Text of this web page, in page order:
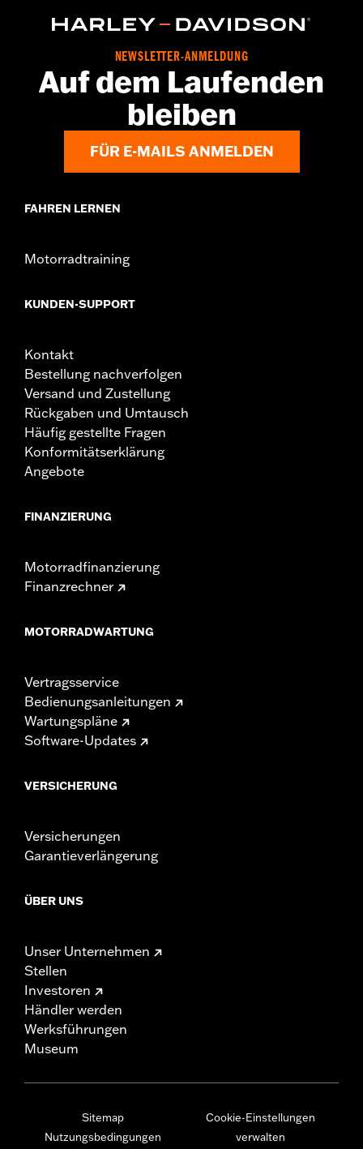
Zwei-Wege-FrontreiÃŸverschluss
5 Jahre beschränkte Garantie – Alle Details dazu auf
www.h-d.com/warranty
Herkunft: Importiert
NEWSLETTER-ANMELDUNG
Auf dem Laufenden
bleiben
FÜR E-MAILS ANMELDEN
FAHREN LERNEN
Motorradtraining
KUNDEN-SUPPORT
Kontakt
Bestellung nachverfolgen
Versand und Zustellung
Rückgaben und Umtausch
Häufig gestellte Fragen
Konformitätserklärung
Angebote
FINANZIERUNG
Motorradfinanzierung
Finanzrechner
MOTORRADWARTUNG
Vertragsservice
Bedienungsanleitungen
Wartungspläne
Software-Updates
VERSICHERUNG
Versicherungen
Garantieverlängerung
ÜBER UNS
Unser Unternehmen
Stellen
Investoren
Händler werden
Werksführungen
Museum
Sitemap
Nutzungsbedingungen
Cookie-Einstellungen
verwalten